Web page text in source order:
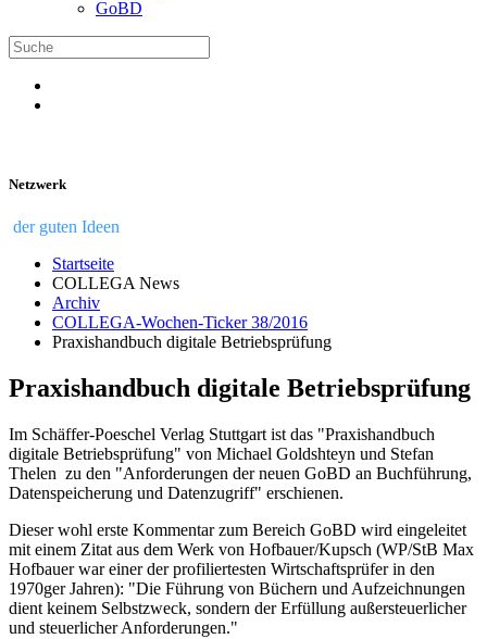
GoBD
Netzwerk
der guten Ideen
Startseite
COLLEGA News
Archiv
COLLEGA-Wochen-Ticker 38/2016
Praxishandbuch digitale Betriebsprüfung
Praxishandbuch digitale Betriebsprüfung
Im Schäffer-Poeschel Verlag Stuttgart ist das "Praxishandbuch
digitale Betriebsprüfung" von Michael Goldshteyn und Stefan
Thelen zu den "Anforderungen der neuen GoBD an Buchführung,
Datenspeicherung und Datenzugriff" erschienen.
Dieser wohl erste Kommentar zum Bereich GoBD wird eingeleitet
mit einem Zitat aus dem Werk von Hofbauer/Kupsch (WP/StB Max
Hofbauer war einer der profiliertesten Wirtschaftsprüfer in den
1970ger Jahren): "Die Führung von Büchern und Aufzeichnungen
dient keinem Selbstzweck, sondern der Erfüllung außersteuerlicher
und steuerlicher Anforderungen."